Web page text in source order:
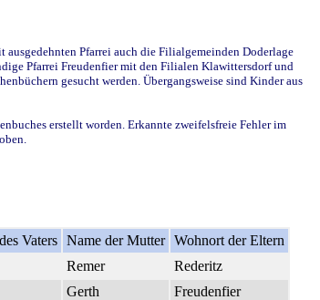
Pfarrei auch die Filialgemeinden Doderlage
Pfarrei Freudenfier mit den Filialen Klawittersdorf und
gesucht werden. Übergangsweise sind Kinder aus
erstellt worden. Erkannte zweifelsfreie Fehler im
Vaters Name der Mutter Wohnort der Eltern
Remer
Rederitz
Gerth
Freudenfier